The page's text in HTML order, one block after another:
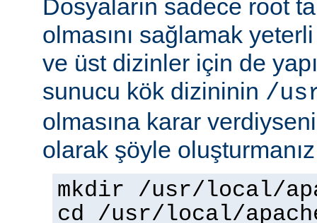
Dosyaların sadece root
olmasını sağlamak
ve üst dizinler için de
sunucu kök dizininin /
olmasına karar
olarak şöyle
mkdir /usr/local/
cd /usr/local/